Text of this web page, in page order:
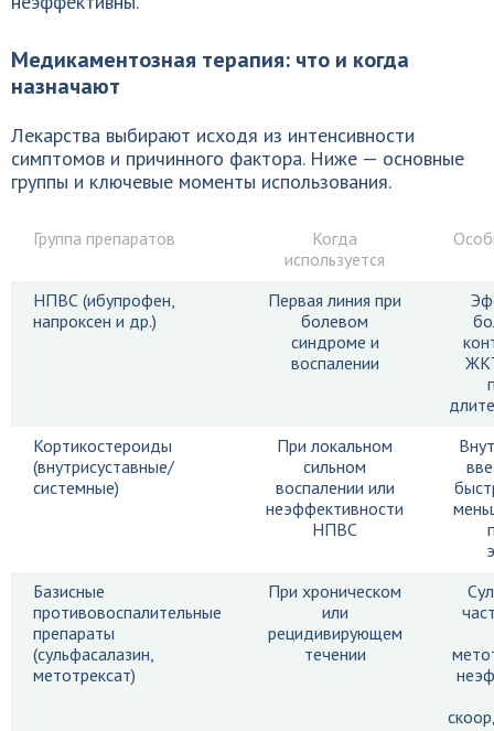
Медикаментозная терапия: что и когда
назначают
Лекарства выбирают исходя из интенсивности
симптомов и причинного фактора. Ниже — основные
группы и ключевые моменты использования.
Группа препаратов
Когда
используется
НПВС (ибупрофен,
напроксен и др.)
Первая линия при
болевом
синдроме и
воспалении
Кортикостероиды
(внутрисуставные/
системные)
При локальном
сильном
воспалении или
неэффективности
НПВС
Базисные
противовоспалительные
препараты
(сульфасалазин,
метотрексат)
При хроническом
или
рецидивирующем
течении